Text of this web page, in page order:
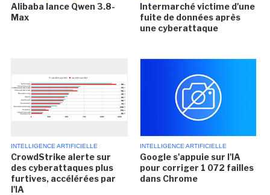
Alibaba lance Qwen 3.8-
Max
Intermarché victime d'une
fuite de données après
une cyberattaque
INTELLIGENCE ARTIFICIELLE
CrowdStrike alerte sur
des cyberattaques plus
furtives, accélérées par
l'IA
INTELLIGENCE ARTIFICIELLE
Google s'appuie sur l'IA
pour corriger 1 072 failles
dans Chrome